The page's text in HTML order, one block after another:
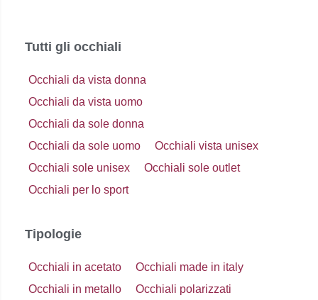
Tutti gli occhiali
Occhiali da vista donna
Occhiali da vista uomo
Occhiali da sole donna
Occhiali da sole uomo
Occhiali vista unisex
Occhiali sole unisex
Occhiali sole outlet
Occhiali per lo sport
Tipologie
Occhiali in acetato
Occhiali made in italy
Occhiali in metallo
Occhiali polarizzati